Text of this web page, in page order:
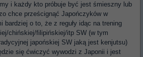
i każdy kto próbuje być jest śmieszny lub
chce prześcignąć Japończyków w
bardziej o to, że z reguły idąc na trening
chińskiej/filipińskiej/itp SW (w tym
japońskiej SW jaką jest kenjutsu)
się ćwiczyć wywodzi z Japonii i jest